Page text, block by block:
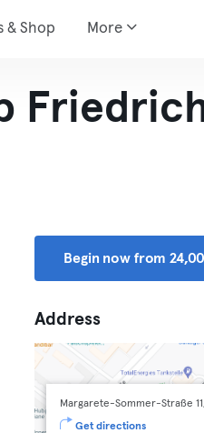
& Shop More
Begin now from
Address
Margarete-Sommer-Straße
Get directions